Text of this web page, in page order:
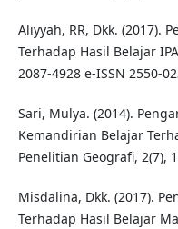
Aliyyah, RR, Dkk. (2017).
Terhadap Hasil Belajar
2087-4928 e-ISSN 2550-
Sari, Mulya. (2014).
Kemandirian Belajar
Penelitian Geografi, 2(7),
Misdalina, Dkk. (2017).
Terhadap Hasil Belajar